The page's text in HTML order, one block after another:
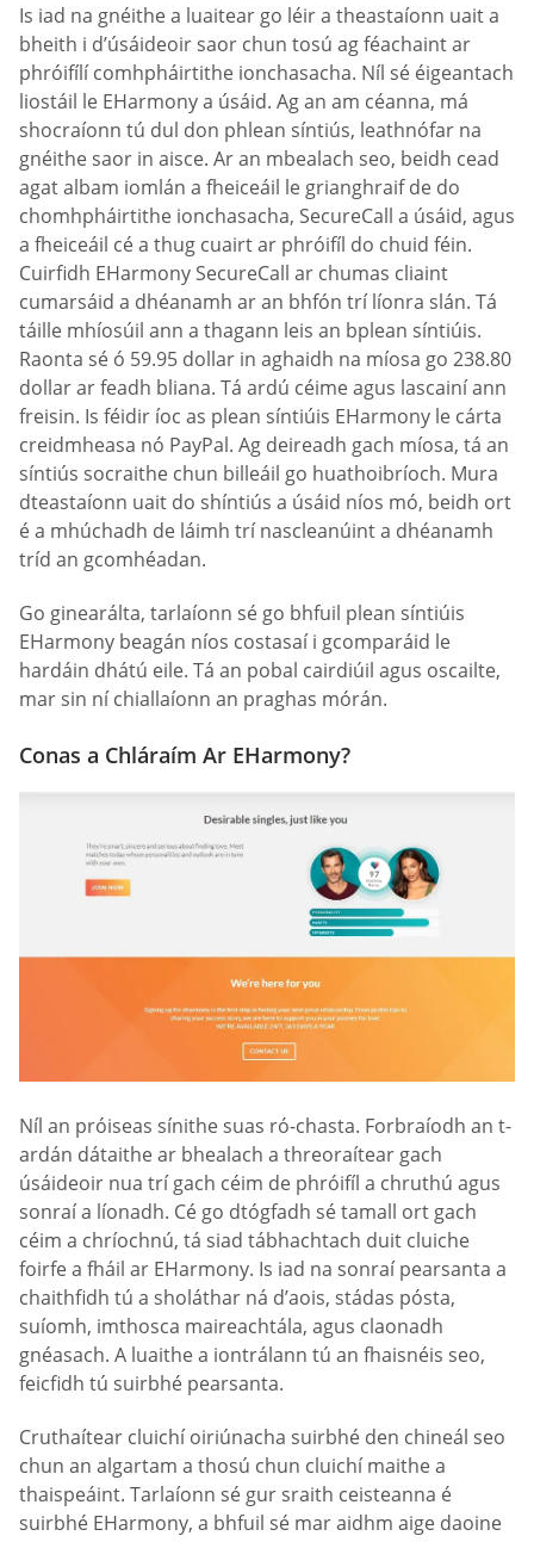
Is iad na gnéithe a luaitear go léir a theastaíonn uait a
bheith i d’úsáideoir saor chun tosú ag féachaint ar
phróifílí comhpháirtithe ionchasacha. Níl sé éigeantach
liostáil le EHarmony a úsáid. Ag an am céanna, má
shocraíonn tú dul don phlean síntiús, leathnófar na
gnéithe saor in aisce. Ar an mbealach seo, beidh cead
agat albam iomlán a fheiceáil le grianghraif de do
chomhpháirtithe ionchasacha, SecureCall a úsáid, agus
a fheiceáil cé a thug cuairt ar phróifíl do chuid féin.
Cuirfidh EHarmony SecureCall ar chumas cliaint
cumarsáid a dhéanamh ar an bhfón trí líonra slán. Tá
táille mhíosúil ann a thagann leis an bplean síntiúis.
Raonta sé ó 59.95 dollar in aghaidh na míosa go 238.80
dollar ar feadh bliana. Tá ardú céime agus lascainí ann
freisin. Is féidir íoc as plean síntiúis EHarmony le cárta
creidmheasa nó PayPal. Ag deireadh gach míosa, tá an
síntiús socraithe chun billeáil go huathoibríoch. Mura
dteastaíonn uait do shíntiús a úsáid níos mó, beidh ort
é a mhúchadh de láimh trí nascleanúint a dhéanamh
tríd an gcomhéadan.
Go ginearálta, tarlaíonn sé go bhfuil plean síntiúis
EHarmony beagán níos costasaí i gcomparáid le
hardáin dhátú eile. Tá an pobal cairdiúil agus oscailte,
mar sin ní chiallaíonn an praghas mórán.
Conas a Chláraím Ar EHarmony?
Níl an próiseas sínithe suas ró-chasta. Forbraíodh an t-
ardán dátaithe ar bhealach a threoraítear gach
úsáideoir nua trí gach céim de phróifíl a chruthú agus
sonraí a líonadh. Cé go dtógfadh sé tamall ort gach
céim a chríochnú, tá siad tábhachtach duit cluiche
foirfe a fháil ar EHarmony. Is iad na sonraí pearsanta a
chaithfidh tú a sholáthar ná d’aois, stádas pósta,
suíomh, imthosca maireachtála, agus claonadh
gnéasach. A luaithe a iontrálann tú an fhaisnéis seo,
feicfidh tú suirbhé pearsanta.
Cruthaítear cluichí oiriúnacha suirbhé den chineál seo
chun an algartam a thosú chun cluichí maithe a
thaispeáint. Tarlaíonn sé gur sraith ceisteanna é
suirbhé EHarmony, a bhfuil sé mar aidhm aige daoine